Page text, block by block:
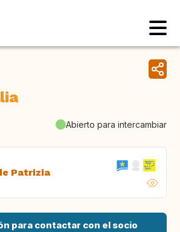
Abierto para intercambiar
Patrizia
para contactar con el socio